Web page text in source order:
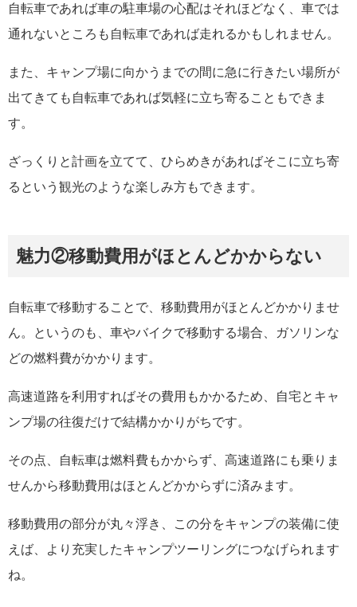
自転車であれば車の駐車場の心配はそれほどなく、車では
通れないところも自転車であれば走れるかもしれません。
また、キャンプ場に向かうまでの間に急に行きたい場所が
出てきても自転車であれば気軽に立ち寄ることもできま
す。
ざっくりと計画を立てて、ひらめきがあればそこに立ち寄
るという観光のような楽しみ方もできます。
魅力②移動費用がほとんどかからない
自転車で移動することで、移動費用がほとんどかかりませ
ん。というのも、車やバイクで移動する場合、ガソリンな
どの燃料費がかかります。
高速道路を利用すればその費用もかかるため、自宅とキャ
ンプ場の往復だけで結構かかりがちです。
その点、自転車は燃料費もかからず、高速道路にも乗りま
せんから移動費用はほとんどかからずに済みます。
移動費用の部分が丸々浮き、この分をキャンプの装備に使
えば、より充実したキャンプツーリングにつなげられます
ね。